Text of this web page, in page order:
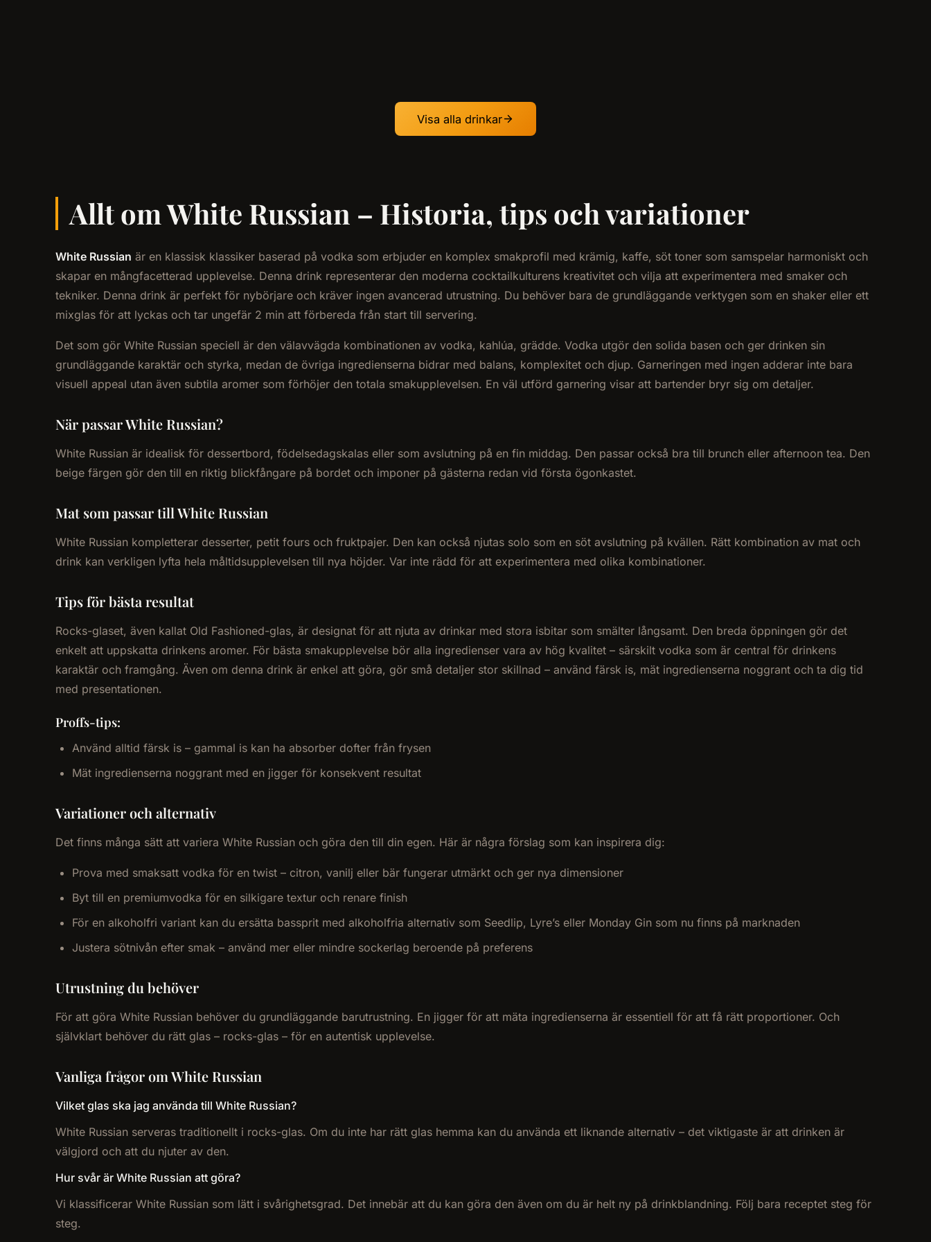
Visa alla drinkar
Allt om White Russian – Historia, tips och variationer
White Russian är en klassisk klassiker baserad på vodka som erbjuder en komplex smakprofil med krämig, kaffe, söt toner som samspelar harmoniskt och
skapar en mångfacetterad upplevelse. Denna drink representerar den moderna cocktailkulturens kreativitet och vilja att experimentera med smaker och
tekniker. Denna drink är perfekt för nybörjare och kräver ingen avancerad utrustning. Du behöver bara de grundläggande verktygen som en shaker eller ett
mixglas för att lyckas och tar ungefär 2 min att förbereda från start till servering.
Det som gör White Russian speciell är den välavvägda kombinationen av vodka, kahlúa, grädde. Vodka utgör den solida basen och ger drinken sin
grundläggande karaktär och styrka, medan de övriga ingredienserna bidrar med balans, komplexitet och djup. Garneringen med ingen adderar inte bara
visuell appeal utan även subtila aromer som förhöjer den totala smakupplevelsen. En väl utförd garnering visar att bartender bryr sig om detaljer.
När passar White Russian?
White Russian är idealisk för dessertbord, födelsedagskalas eller som avslutning på en fin middag. Den passar också bra till brunch eller afternoon tea. Den
beige färgen gör den till en riktig blickfångare på bordet och imponer på gästerna redan vid första ögonkastet.
Mat som passar till White Russian
White Russian kompletterar desserter, petit fours och fruktpajer. Den kan också njutas solo som en söt avslutning på kvällen. Rätt kombination av mat och
drink kan verkligen lyfta hela måltidsupplevelsen till nya höjder. Var inte rädd för att experimentera med olika kombinationer.
Tips för bästa resultat
Rocks-glaset, även kallat Old Fashioned-glas, är designat för att njuta av drinkar med stora isbitar som smälter långsamt. Den breda öppningen gör det
enkelt att uppskatta drinkens aromer. För bästa smakupplevelse bör alla ingredienser vara av hög kvalitet – särskilt vodka som är central för drinkens
karaktär och framgång. Även om denna drink är enkel att göra, gör små detaljer stor skillnad – använd färsk is, mät ingredienserna noggrant och ta dig tid
med presentationen.
Proffs-tips:
Använd alltid färsk is – gammal is kan ha absorber dofter från frysen
Mät ingredienserna noggrant med en jigger för konsekvent resultat
Variationer och alternativ
Det finns många sätt att variera White Russian och göra den till din egen. Här är några förslag som kan inspirera dig:
Prova med smaksatt vodka för en twist – citron, vanilj eller bär fungerar utmärkt och ger nya dimensioner
Byt till en premiumvodka för en silkigare textur och renare finish
För en alkoholfri variant kan du ersätta bassprit med alkoholfria alternativ som Seedlip, Lyre’s eller Monday Gin som nu finns på marknaden
Justera sötnivån efter smak – använd mer eller mindre sockerlag beroende på preferens
Utrustning du behöver
För att göra White Russian behöver du grundläggande barutrustning. En jigger för att mäta ingredienserna är essentiell för att få rätt proportioner. Och
självklart behöver du rätt glas – rocks-glas – för en autentisk upplevelse.
Vanliga frågor om White Russian
Vilket glas ska jag använda till White Russian?
White Russian serveras traditionellt i rocks-glas. Om du inte har rätt glas hemma kan du använda ett liknande alternativ – det viktigaste är att drinken är
välgjord och att du njuter av den.
Hur svår är White Russian att göra?
Vi klassificerar White Russian som lätt i svårighetsgrad. Det innebär att du kan göra den även om du är helt ny på drinkblandning. Följ bara receptet steg för
steg.